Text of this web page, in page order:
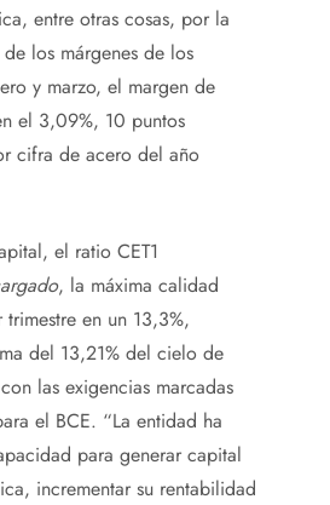
entre otras cosas, por la
los márgenes de los
y marzo, el margen de
el 3,09%, 10 puntos
cifra de acero del año
el ratio CET1
, la máxima calidad
en un 13,3%,
del 13,21% del cielo de
las exigencias marcadas
el BCE. “La entidad ha
para generar capital
incrementar su rentabilidad